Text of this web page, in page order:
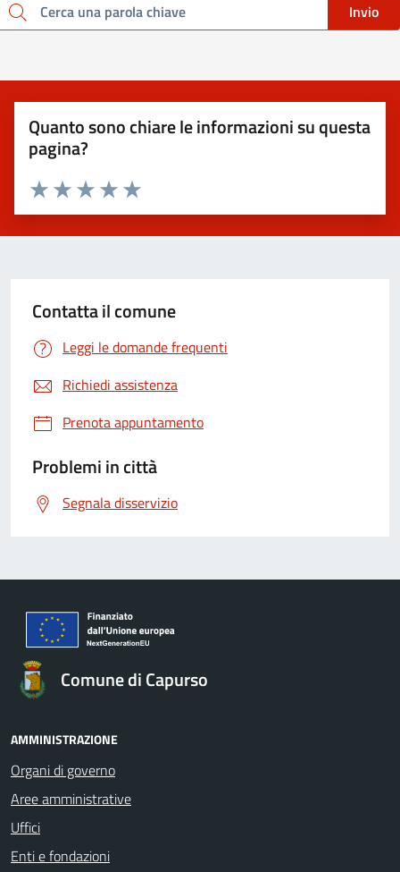
Cerca una parola chiave Invio
Quanto sono chiare le informazioni su questa
pagina?
Valuta 5 stelle su 5
Valuta 4 stelle su 5
Valuta 3 stelle su 5
Valuta 2 stelle su 5
Valuta 1 stelle su 5
Contatta il comune
Leggi le domande frequenti
Richiedi assistenza
Prenota appuntamento
Problemi in città
Segnala disservizio
Comune di Capurso
AMMINISTRAZIONE
Organi di governo
Aree amministrative
Uffici
Enti e fondazioni